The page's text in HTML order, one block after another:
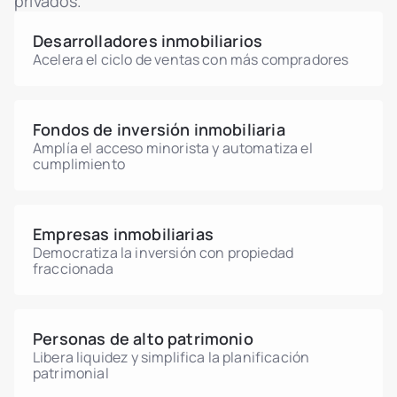
Desarrolladores inmobiliarios
Acelera el ciclo de ventas con más compradores
Fondos de inversión inmobiliaria
Amplía el acceso minorista y automatiza el
cumplimiento
Empresas inmobiliarias
Democratiza la inversión con propiedad
fraccionada
Personas de alto patrimonio
Libera liquidez y simplifica la planificación
patrimonial